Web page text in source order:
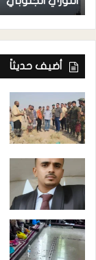
أضيف حديثاً